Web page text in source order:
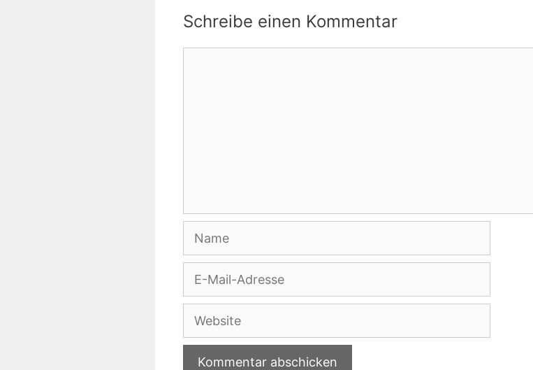
Schreibe einen Kommentar
Adresse
Website